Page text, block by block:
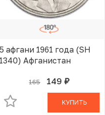
5 афгани 1961 года (SH
1340) Афганистан
165 149 руб.
В КОРЗИНЕ
КУПИТЬ